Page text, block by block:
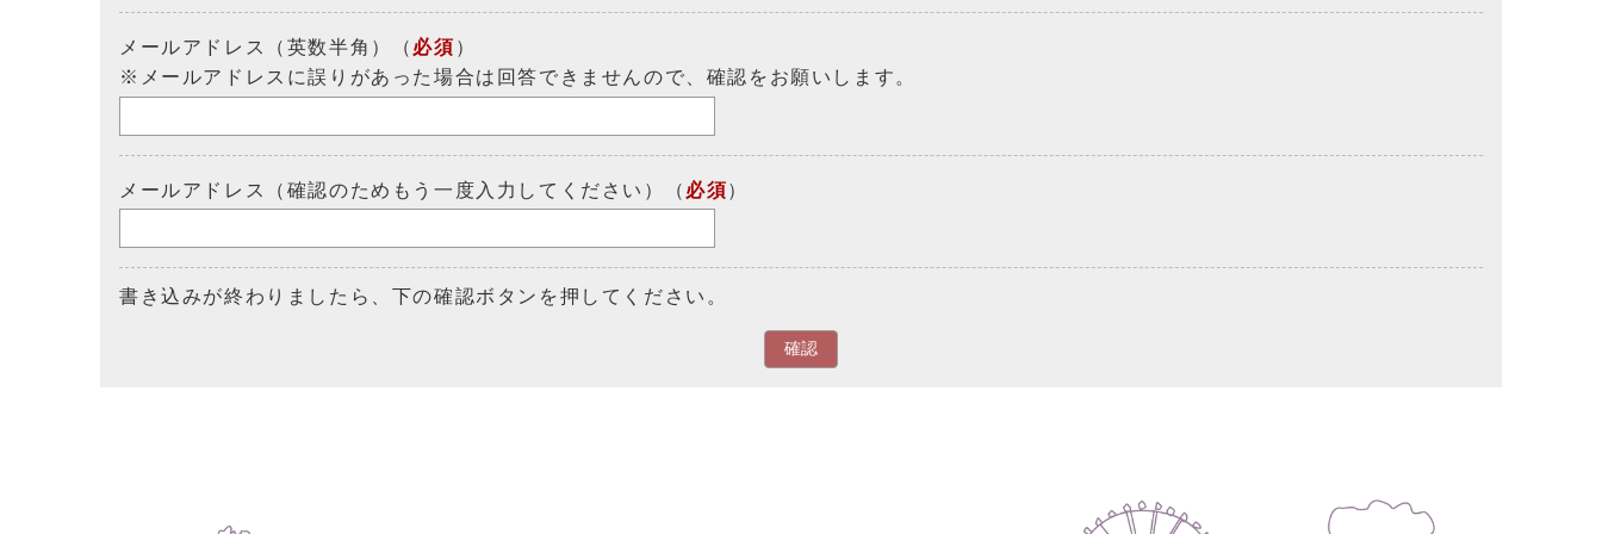
メールアドレス（英数半角）（ 必須 ）
※メールアドレスに誤りがあった場合は回答できませんので、確認をお願いします。
メールアドレス（確認のためもう一度入力してください）（ 必須）
書き込みが終わりましたら、下の確認ボタンを押してください。
確認